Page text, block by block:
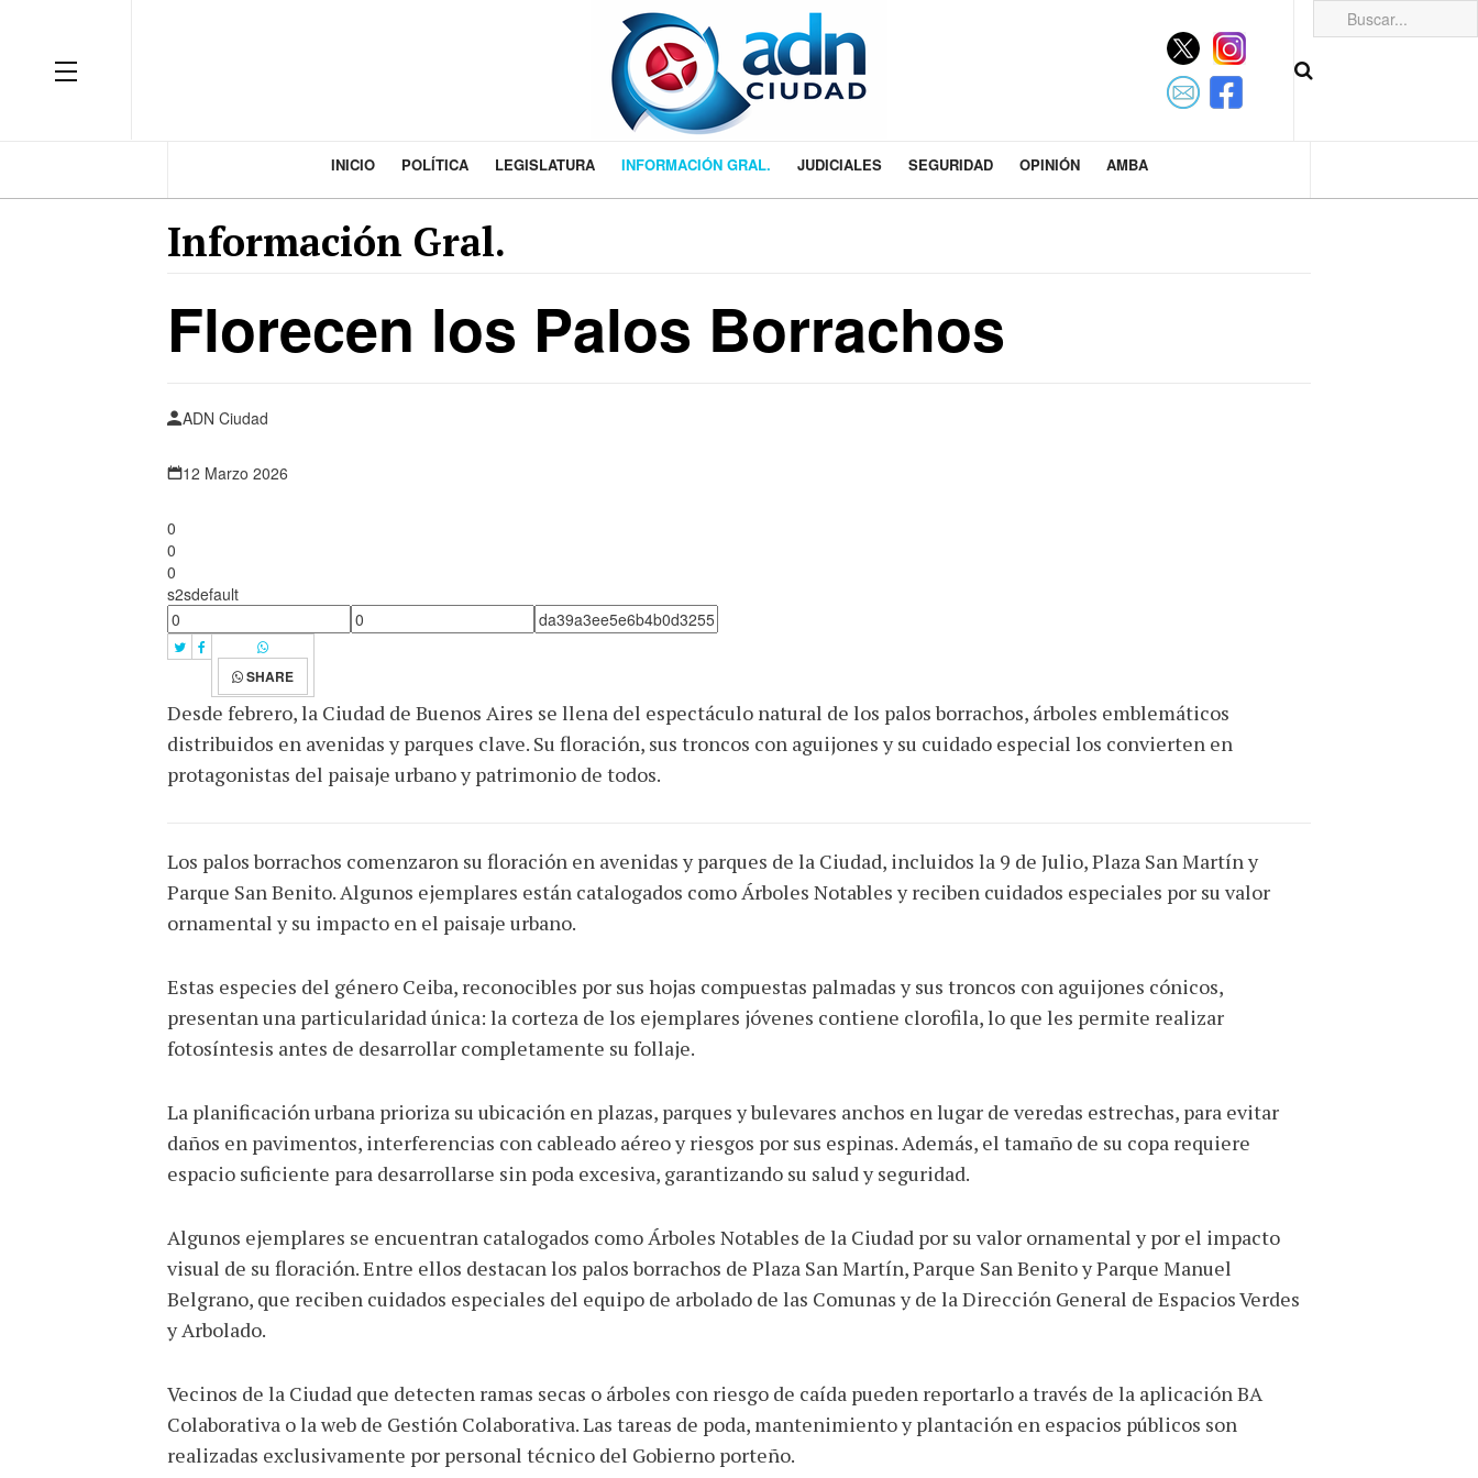
INICIO POLÍTICA LEGISLATURA INFORMACIÓN GRAL. JUDICIALES SEGURIDAD OPINIÓN AMBA
Información Gral.
Florecen los Palos Borrachos
ADN Ciudad
12 Marzo 2026
0
0
0
s2sdefault
SHARE
Desde febrero, la Ciudad de Buenos Aires se llena del espectáculo natural de los palos borrachos, árboles emblemáticos
distribuidos en avenidas y parques clave. Su floración, sus troncos con aguijones y su cuidado especial los convierten en
protagonistas del paisaje urbano y patrimonio de todos.
Los palos borrachos comenzaron su floración en avenidas y parques de la Ciudad, incluidos la 9 de Julio, Plaza San Martín y
Parque San Benito. Algunos ejemplares están catalogados como Árboles Notables y reciben cuidados especiales por su valor
ornamental y su impacto en el paisaje urbano.
Estas especies del género Ceiba, reconocibles por sus hojas compuestas palmadas y sus troncos con aguijones cónicos,
presentan una particularidad única: la corteza de los ejemplares jóvenes contiene clorofila, lo que les permite realizar
fotosíntesis antes de desarrollar completamente su follaje.
La planificación urbana prioriza su ubicación en plazas, parques y bulevares anchos en lugar de veredas estrechas, para evitar
daños en pavimentos, interferencias con cableado aéreo y riesgos por sus espinas. Además, el tamaño de su copa requiere
espacio suficiente para desarrollarse sin poda excesiva, garantizando su salud y seguridad.
Algunos ejemplares se encuentran catalogados como Árboles Notables de la Ciudad por su valor ornamental y por el impacto
visual de su floración. Entre ellos destacan los palos borrachos de Plaza San Martín, Parque San Benito y Parque Manuel
Belgrano, que reciben cuidados especiales del equipo de arbolado de las Comunas y de la Dirección General de Espacios Verdes
y Arbolado.
Vecinos de la Ciudad que detecten ramas secas o árboles con riesgo de caída pueden reportarlo a través de la aplicación BA
Colaborativa o la web de Gestión Colaborativa. Las tareas de poda, mantenimiento y plantación en espacios públicos son
realizadas exclusivamente por personal técnico del Gobierno porteño.